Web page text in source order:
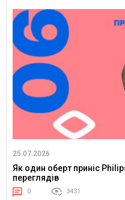
25.07.2026
Як один оберт приніс
переглядів
0 3431